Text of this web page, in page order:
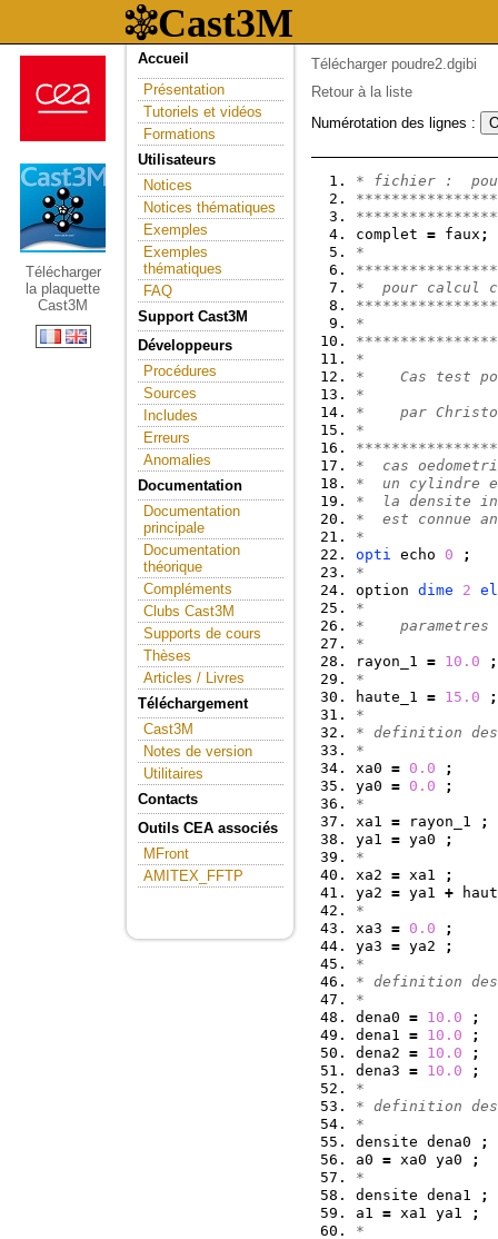
Télécharger
la plaquette
Cast3M
Accueil
Présentation
Tutoriels et vidéos
Formations
Utilisateurs
Notices
Notices thématiques
Exemples
Exemples
thématiques
FAQ
Support Cast3M
Développeurs
Procédures
Sources
Includes
Erreurs
Anomalies
Documentation
Documentation
principale
Documentation
théorique
Compléments
Clubs Cast3M
Supports de cours
Thèses
Articles / Livres
Téléchargement
Cast3M
Notes de version
Utilitaires
Contacts
Outils CEA associés
MFront
AMITEX_FFTP
Télécharger poudre2.dgibi
Retour à la liste
Numérotation des lignes :
* fichier :
complet = faux ;
*
*  pour calcul
*
*
*    Cas test
*
*    par
*
*  cas
*  un cylindre
*  la densite
*  est connue
*
opti echo 0
;
*
option dime 2
*
*    parametres
*
rayon_1 = 10.0
;
*
haute_1 = 15.0
;
*
* definition des
*
xa0 = 0.0
;
ya0 = 0.0
;
*
xa1 = rayon_1
;
ya1 = ya0
;
*
xa2 = xa1
;
ya2 = ya1 +
*
xa3 = 0.0
;
ya3 = ya2
;
*
* definition
*
dena0 = 10.0
;
dena1 = 10.0
;
dena2 = 10.0
;
dena3 = 10.0
;
*
* definition
*
densite dena0
;
a0 = xa0 ya0
;
*
densite dena1
;
a1 = xa1 ya1
;
*